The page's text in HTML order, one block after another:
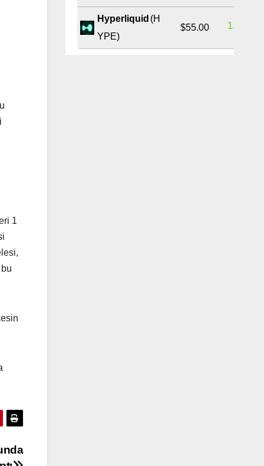
1
Hyperliquid (H
YPE)
$55.00 1.24%